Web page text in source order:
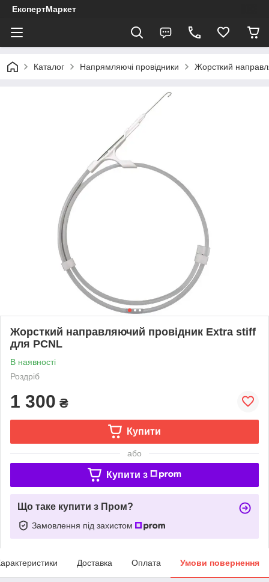
ЕкспертМаркет
Каталог Напрямляючі провідники Жорсткий
Жорсткий направляючий провідник Extra stiff
для PCNL
В наявності
Роздріб
1 300 ₴
Купити
або
Купити з
Що таке купити з Пром?
Замовлення під захистом
Доставка Оплата Умови повернення